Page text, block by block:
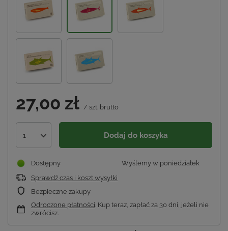
27,00 zł / szt. brutto
1 Dodaj do koszyka
Wyślemy w poniedziałek
Dostępny
Sprawdź czas i koszt wysyłki
Bezpieczne zakupy
Odroczone płatności. Kup teraz, zapłać za 30 dni, jeżeli nie
zwrócisz.